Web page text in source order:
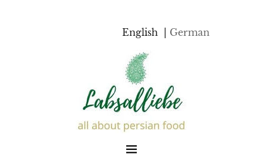
English German